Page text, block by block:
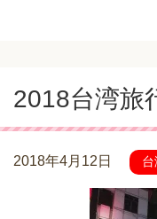
2018台湾旅
2018年4月12日